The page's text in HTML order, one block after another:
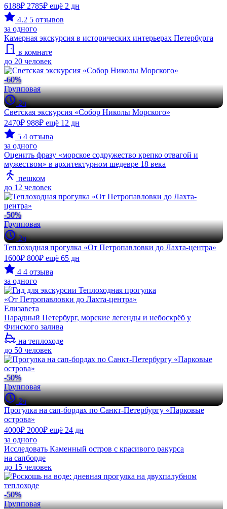
6188₽ 2785₽ ещё 2 дн
4.2 5 отзывов
за одного
Камерная экскурсия в исторических интерьерах Петербурга
в комнате
до 20 человек
-60%
Групповая
2ч
Светская экскурсия «Собор Николы Морского»
2470₽ 988₽ ещё 12 дн
5 4 отзыва
за одного
Оценить фразу «морское содружество крепко отвагой и
мужеством» в архитектурном шедевре 18 века
пешком
до 12 человек
-50%
Групповая
2ч
Теплоходная прогулка «От Петропавловки до Лахта-центра»
1600₽ 800₽ ещё 65 дн
4 4 отзыва
за одного
Елизавета
Парадный Петербург, морские легенды и небоскрёб у
Финского залива
на теплоходе
до 50 человек
-50%
Групповая
2ч
Прогулка на сап-бордах по Санкт-Петербургу «Парковые
острова»
4000₽ 2000₽ ещё 24 дн
за одного
Исследовать Каменный остров с красивого ракурса
на сапборде
до 15 человек
-50%
Групповая